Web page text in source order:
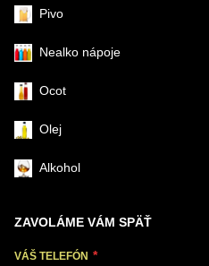
Pivo
Nealko nápoje
Ocot
Olej
Alkohol
ZAVOLÁME VÁM SPÄŤ
VÁŠ TELEFÓN